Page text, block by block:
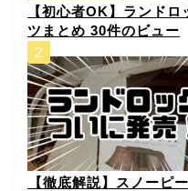
【初心者OK】ランド
ツまとめ 30件のビュー
【徹底解説】スノーピ